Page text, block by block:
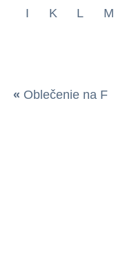
I
K L M
« Oblečenie na F